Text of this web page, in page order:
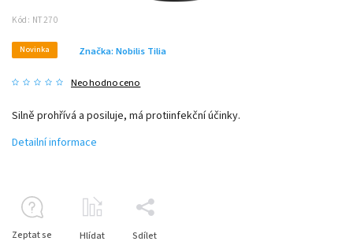
Kód: NT270
Novinka
Neohodnoceno
Značka: Nobilis Tilia
Silně prohřívá a posiluje, má protiinfekční účinky.
Detailní informace
Zeptat se Hlídat Sdílet